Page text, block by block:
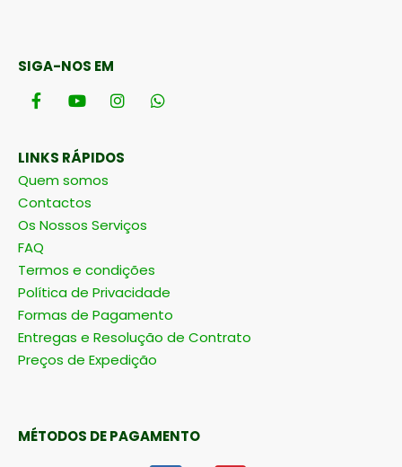
SIGA-NOS EM
LINKS RÁPIDOS
Quem somos
Contactos
Os Nossos Serviços
FAQ
Termos e condições
Política de Privacidade
Formas de Pagamento
Entregas e Resolução de Contrato
Preços de Expedição
MÉTODOS DE PAGAMENTO